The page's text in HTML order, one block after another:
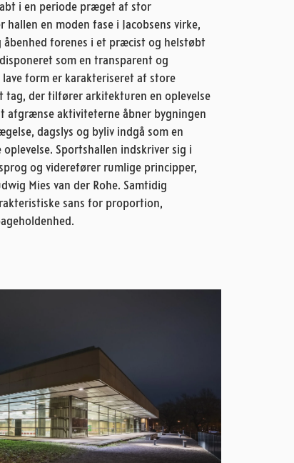
i en periode præget af stor
en moden fase i Jacobsens virke,
forenes i et præcist og helstøbt
som en transparent og
form er karakteriseret af store
tag, der tilfører arkitekturen en oplevelse
afgrænse aktiviteterne åbner bygningen
dagslys og byliv indgå som en
Sportshallen indskriver sig i
og viderefører rumlige principper,
Mies van der Rohe. Samtidig
sans for proportion,